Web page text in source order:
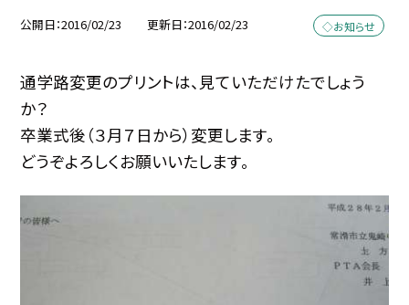
公開日 2016/02/23 更新日 2016/02/23 ◇お知らせ
通学路変更のプリントは、見ていただけたでしょう
か？
卒業式後（３月７日から）変更します。
どうぞよろしくお願いいたします。